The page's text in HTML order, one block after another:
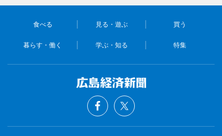
食べる 見る・遊ぶ 買う
暮らす・働く 学ぶ・知る 特集